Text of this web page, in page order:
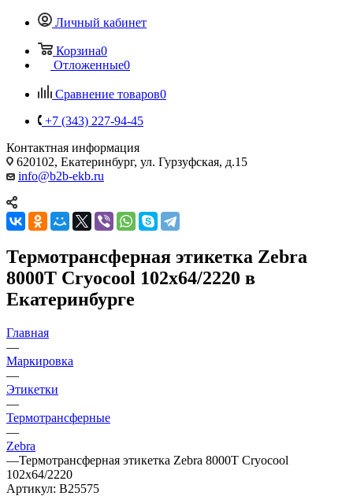
Личный кабинет
Корзина0
Отложенные0
Сравнение товаров0
+7 (343) 227-94-45
Контактная информация
620102, Екатеринбург, ул. Гурзуфская, д.15
info@b2b-ekb.ru
Термотрансферная этикетка Zebra
8000T Cryocool 102x64/2220 в
Екатеринбурге
Главная
—
Маркировка
—
Этикетки
—
Термотрансферные
—
Zebra
—Термотрансферная этикетка Zebra 8000T Cryocool
102x64/2220
Артикул: B25575